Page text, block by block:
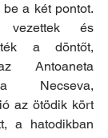
a két pontot.
és
a döntőt,
Antoaneta
Necseva,
az ötödik kört
a hatodikban